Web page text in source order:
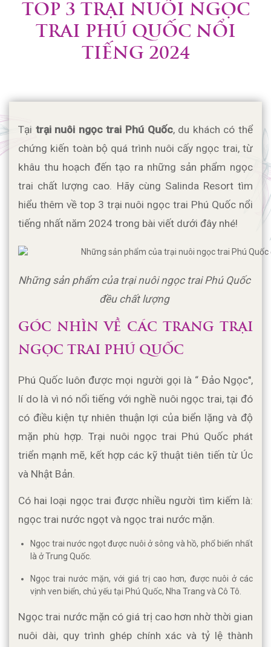
TOP 3 TRẠI NUÔI NGỌC
TRAI PHÚ QUỐC NỔI
TIẾNG 2024
Tại trại nuôi ngọc trai Phú Quốc, du khách có thể
chứng kiến ​​toàn bộ quá trình nuôi cấy ngọc trai, từ
khâu thu hoạch đến tạo ra những sản phẩm ngọc
trai chất lượng cao. Hãy cùng Salinda Resort tìm
hiểu thêm về top 3 trại nuôi ngọc trai Phú Quốc nổi
tiếng nhất năm 2024 trong bài viết dưới đây nhé!
Những sản phẩm của trại nuôi ngọc trai Phú Quốc
đều chất lượng
GÓC NHÌN VỀ CÁC TRANG TRẠI
NGỌC TRAI PHÚ QUỐC
Phú Quốc luôn được mọi người gọi là “ Đảo Ngọc",
lí do là vì nó nổi tiếng với nghề nuôi ngọc trai, tại đó
có điều kiện tự nhiên thuận lợi của biển lặng và độ
mặn phù hợp. Trại nuôi ngọc trai Phú Quốc phát
triển mạnh mẽ, kết hợp các kỹ thuật tiên tiến từ Úc
và Nhật Bản.
Có hai loại ngọc trai được nhiều người tìm kiếm là:
ngọc trai nước ngọt và ngọc trai nước mặn.
Ngọc trai nước ngọt được nuôi ở sông và hồ, phổ biến nhất
là ở Trung Quốc.
Ngọc trai nước mặn, với giá trị cao hơn, được nuôi ở các
vịnh ven biển, chủ yếu tại Phú Quốc, Nha Trang và Cô Tô.
Ngọc trai nước mặn có giá trị cao hơn nhờ thời gian
nuôi dài, quy trình ghép chính xác và tỷ lệ thành